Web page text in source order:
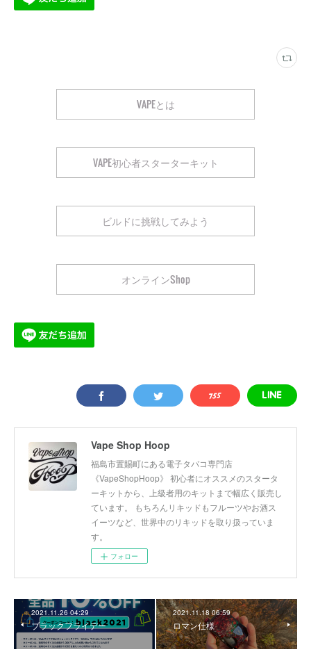
VAPEとは
VAPE初心者スターターキット
ビルドに挑戦してみよう
オンラインShop
Vape Shop Hoop
福島市置賜町にある電子タバコ専門店
《VapeShopHoop》 初心者にオススメのスタータ
ーキットから、上級者用のキットまで幅広く販売し
ています。 もちろんリキッドもフルーツやお酒ス
イーツなど、世界中のリキッドを取り扱っていま
す。
フォロー
2021.11.26 04:29
ブラックフライデー
2021.11.18 06:59
ロマン仕様